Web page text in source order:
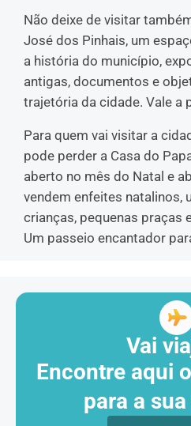
Não deixe de visitar
José dos Pinhais, um
a história do município,
antigas, documentos e
trajetória da cidade. Vale a
Para quem vai visitar a
pode perder a Casa do
aberto no mês do Natal e
vendem enfeites natalinos,
crianças, pequenas praças
Um passeio encantador
Vai
Encontre aqui
para a